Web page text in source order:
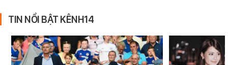
TIN NỔI BẬT KÊNH14